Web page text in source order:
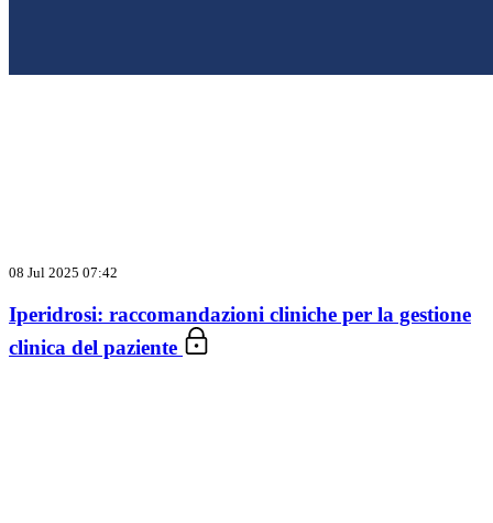
08 Jul 2025 07:42
Iperidrosi: raccomandazioni cliniche per la gestione
clinica del paziente